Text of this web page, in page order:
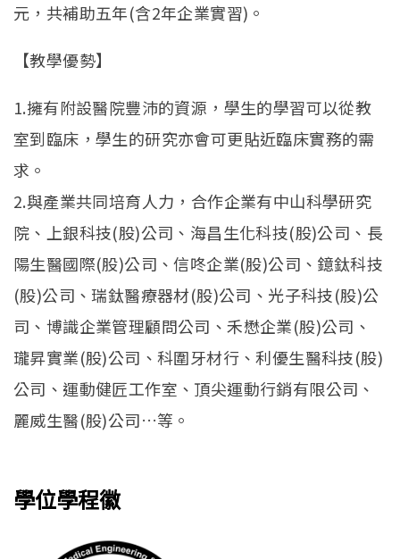
元，共補助五年(含2年企業實習)。
【教學優勢】
1.擁有附設醫院豐沛的資源，學生的學習可以從教
室到臨床，學生的研究亦會可更貼近臨床實務的需
求。
2.與產業共同培育人力，合作企業有中山科學研究
院、上銀科技(股)公司、海昌生化科技(股)公司、長
陽生醫國際(股)公司、信咚企業(股)公司、鐿鈦科技
(股)公司、瑞鈦醫療器材(股)公司、光子科技(股)公
司、博識企業管理顧問公司、禾懋企業(股)公司、
瓏昇實業(股)公司、科圍牙材行、利優生醫科技(股)
公司、運動健匠工作室、頂尖運動行銷有限公司、
麗威生醫(股)公司…等。
學位學程徽